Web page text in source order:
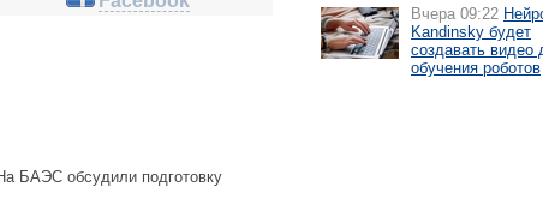
БАЭС обсудили подготовку
Вчера 09:22
Kandinsky будет
создавать видео
обучения роботов